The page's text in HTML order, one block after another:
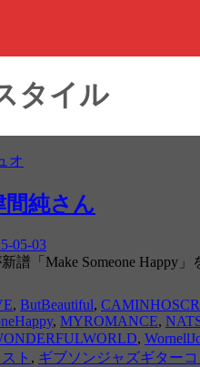
タイル
オ
純さん
05-03
譜「Make Someone
, ButBeautiful,
, MYROMANCE,
,
ト , ギブソンジャズギターコ